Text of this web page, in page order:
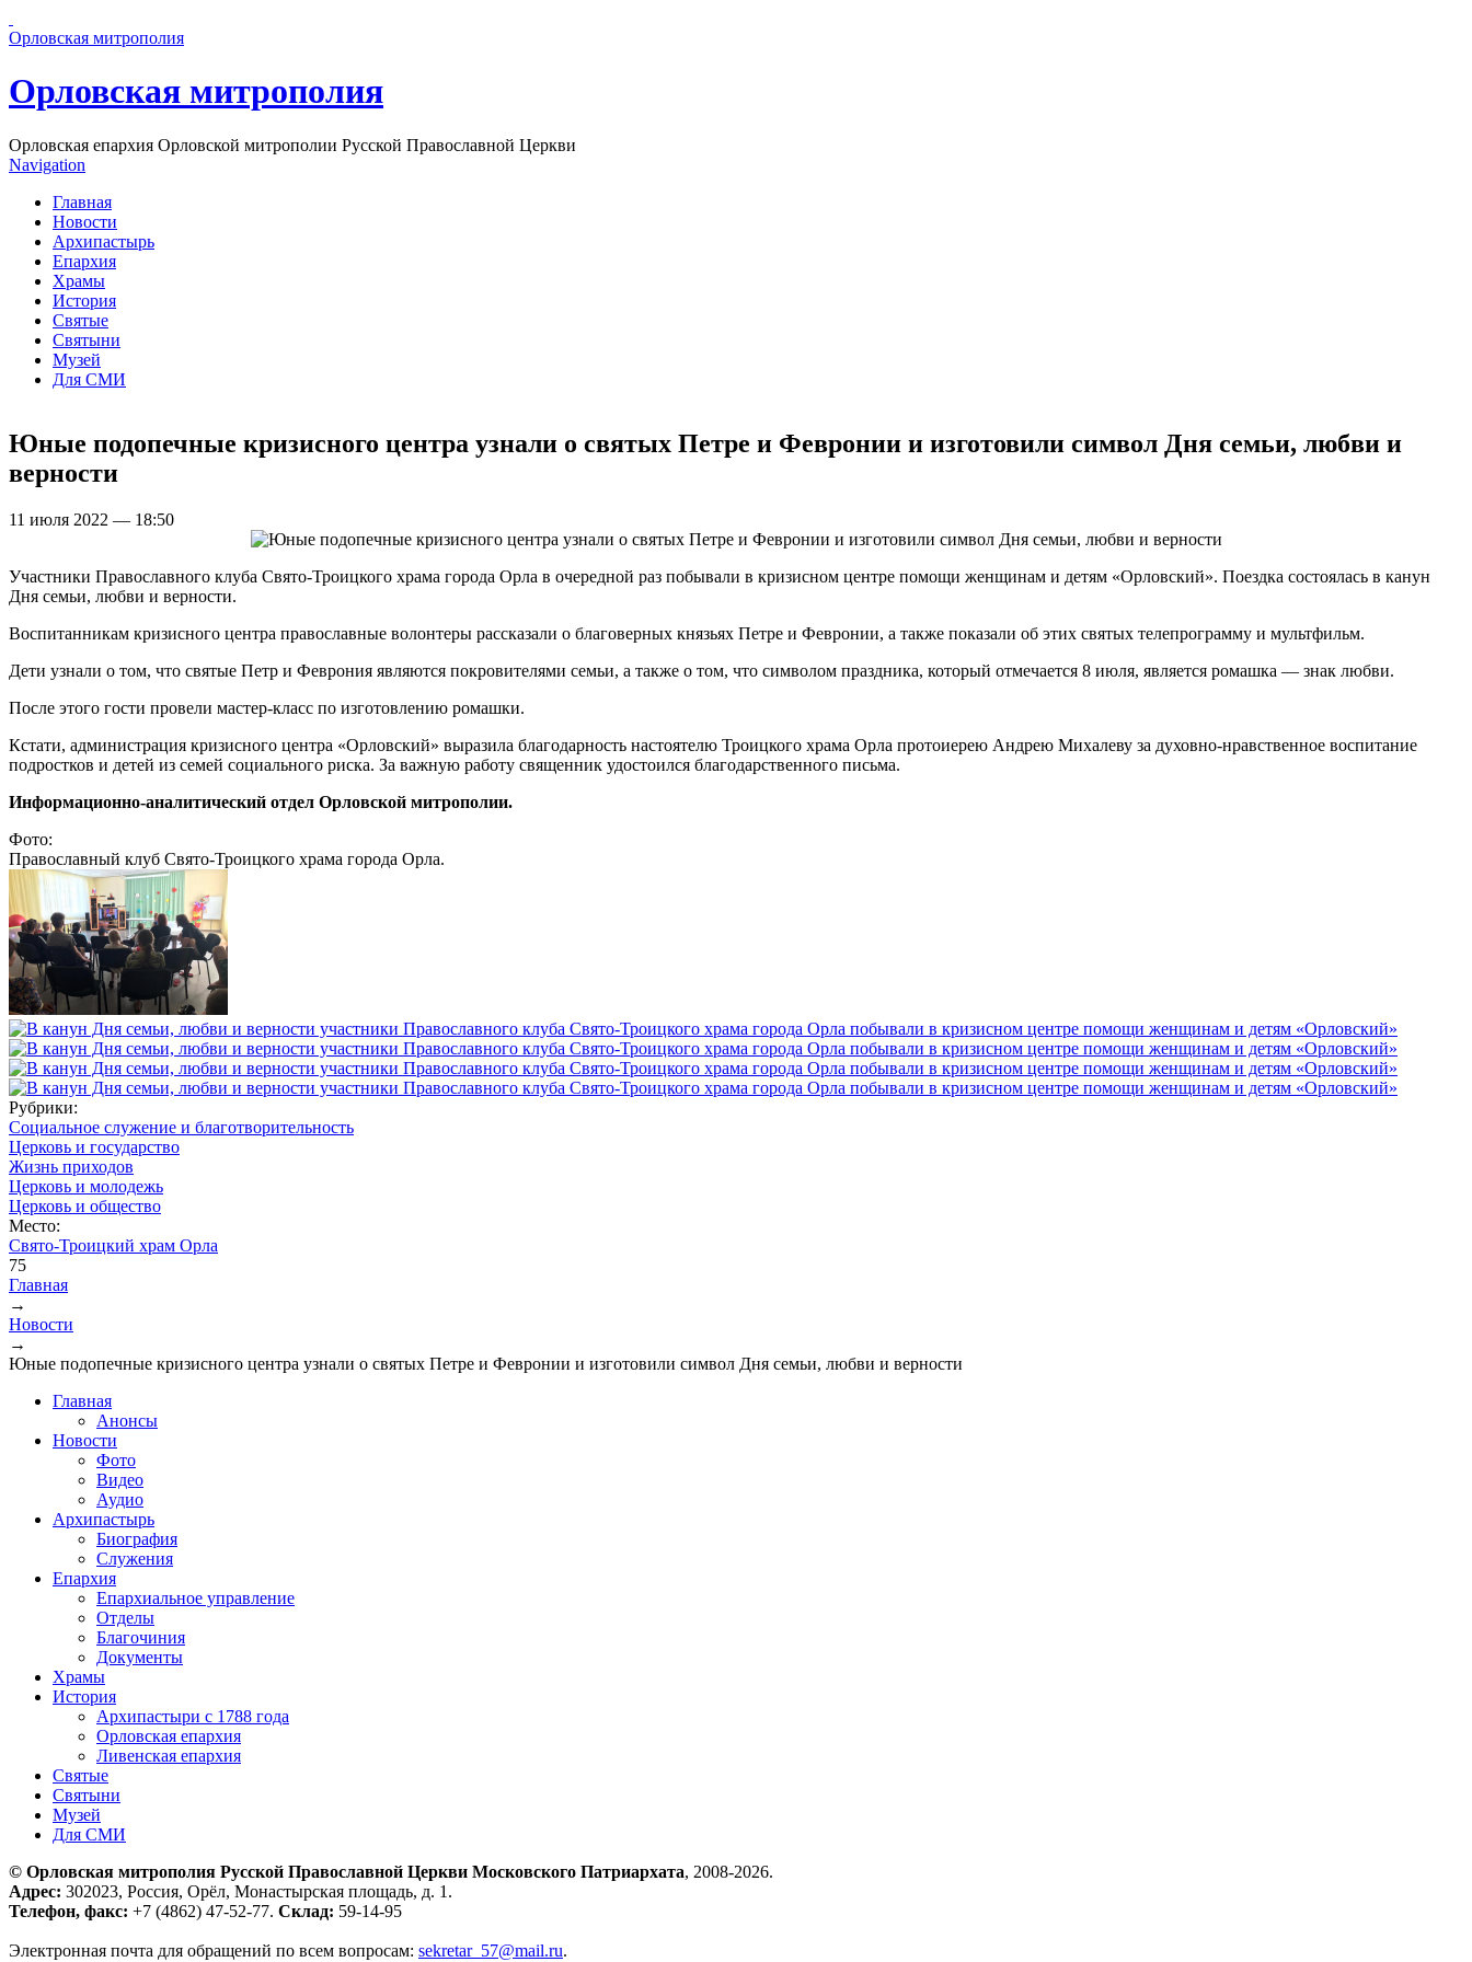
Орловская митрополия
Орловская митрополия
Орловская епархия Орловской митрополии Русской Православной Церкви
Navigation
Главная
Новости
Архипастырь
Епархия
Храмы
История
Святые
Святыни
Музей
Для СМИ
Юные подопечные кризисного центра узнали о святых Петре и Февронии и изготовили символ Дня семьи, любви и
верности
11 июля 2022 — 18:50
Участники Православного клуба Свято-Троицкого храма города Орла в очередной раз побывали в кризисном центре помощи женщинам и детям «Орловский». Поездка состоялась в канун
Дня семьи, любви и верности.
Воспитанникам кризисного центра православные волонтеры рассказали о благоверных князьях Петре и Февронии, а также показали об этих святых телепрограмму и мультфильм.
Дети узнали о том, что святые Петр и Феврония являются покровителями семьи, а также о том, что символом праздника, который отмечается 8 июля, является ромашка — знак любви.
После этого гости провели мастер-класс по изготовлению ромашки.
Кстати, администрация кризисного центра «Орловский» выразила благодарность настоятелю Троицкого храма Орла протоиерею Андрею Михалеву за духовно-нравственное воспитание
подростков и детей из семей социального риска. За важную работу священник удостоился благодарственного письма.
Информационно-аналитический отдел Орловской митрополии.
Фото:
Православный клуб Свято-Троицкого храма города Орла.
Рубрики:
Социальное служение и благотворительность
Церковь и государство
Жизнь приходов
Церковь и молодежь
Церковь и общество
Место:
Свято-Троицкий храм Орла
75
Вы здесь
Главная
→
Новости
→
Юные подопечные кризисного центра узнали о святых Петре и Февронии и изготовили символ Дня семьи, любви и верности
Главная
Анонсы
Новости
Фото
Видео
Аудио
Архипастырь
Биография
Служения
Епархия
Епархиальное управление
Отделы
Благочиния
Документы
Храмы
История
Архипастыри с 1788 года
Орловская епархия
Ливенская епархия
Святые
Святыни
Музей
Для СМИ
© Орловская митрополия Русской Православной Церкви Московского Патриархата, 2008-2026.
Адрес: 302023, Россия, Орёл, Монастырская площадь, д. 1.
Телефон, факс: +7 (4862) 47-52-77. Склад: 59-14-95
Электронная почта для обращений по всем вопросам: sekretar_57@mail.ru.